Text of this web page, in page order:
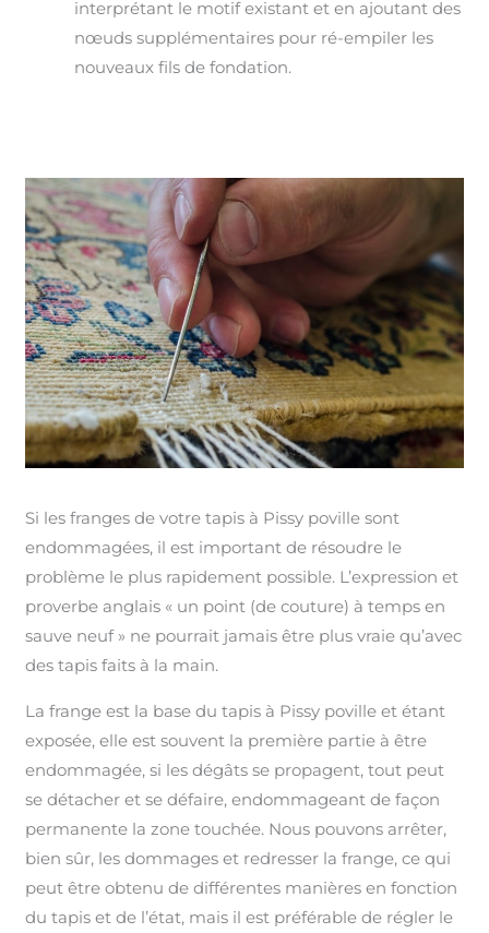
interprétant le motif existant et en ajoutant des
nœuds supplémentaires pour ré-empiler les
nouveaux fils de fondation.
Si les franges de votre tapis à Pissy poville sont
endommagées, il est important de résoudre le
problème le plus rapidement possible. L’expression et
proverbe anglais « un point (de couture) à temps en
sauve neuf » ne pourrait jamais être plus vraie qu’avec
des tapis faits à la main.
La frange est la base du tapis à Pissy poville et étant
exposée, elle est souvent la première partie à être
endommagée, si les dégâts se propagent, tout peut
se détacher et se défaire, endommageant de façon
permanente la zone touchée. Nous pouvons arrêter,
bien sûr, les dommages et redresser la frange, ce qui
peut être obtenu de différentes manières en fonction
du tapis et de l’état, mais il est préférable de régler le